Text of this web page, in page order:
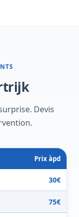
Devis
Prix àpd
30€
75€